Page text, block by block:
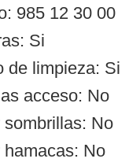
985 12 30 00
Si
de limpieza: Si
acceso: No
No
No